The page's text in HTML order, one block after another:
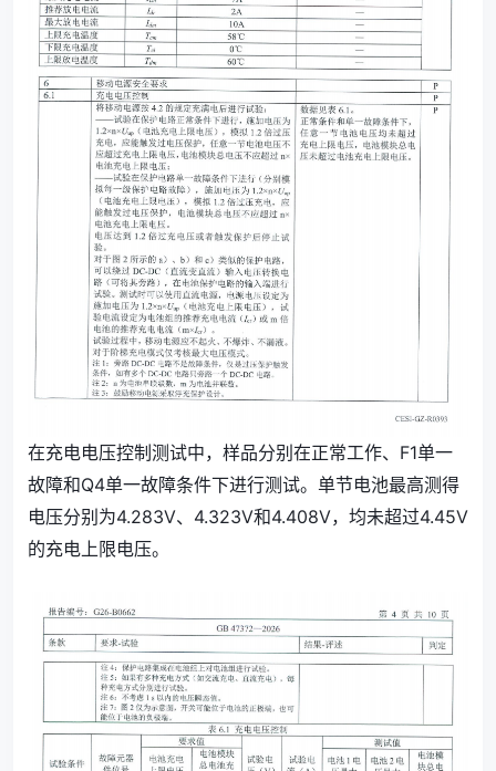
在充电电压控制测试中，样品分别在正常工作、F1单一
故障和Q4单一故障条件下进行测试。单节电池最高测得
电压分别为4.283V、4.323V和4.408V，均未超过4.45V
的充电上限电压。